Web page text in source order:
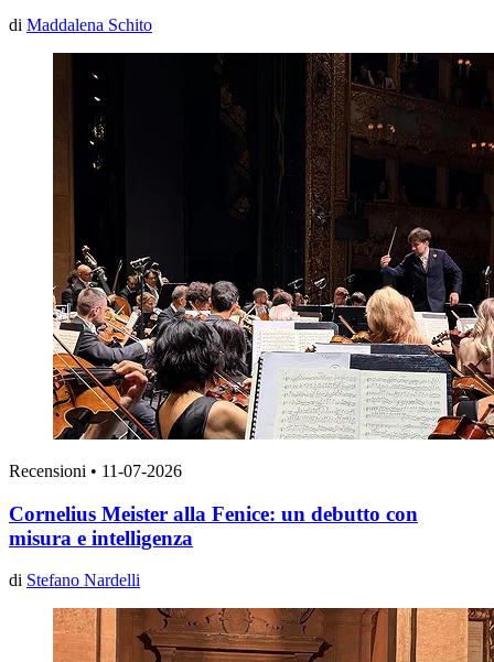
di Maddalena Schito
Recensioni • 11-07-2026
Cornelius Meister alla Fenice: un debutto con
misura e intelligenza
di Stefano Nardelli